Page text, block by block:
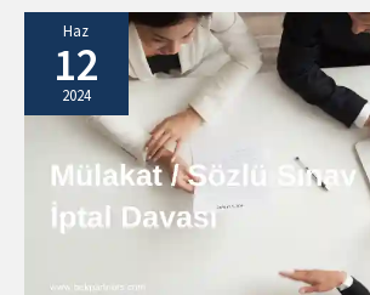
Haz
12
2024
Mülakat
Davası